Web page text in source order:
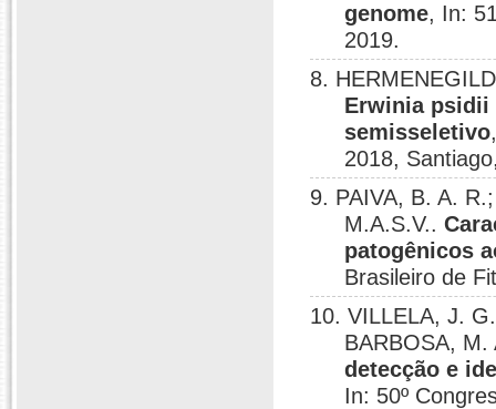
genome, In:
2019.
8.
Erwinia psidii
semisseletivo
2018,
9. PAIVA, B. A.
M.A.S.V..
patogênicos
Brasileiro de
10. VILLELA, J.
BARBOSA,
detecção e
In: 50º